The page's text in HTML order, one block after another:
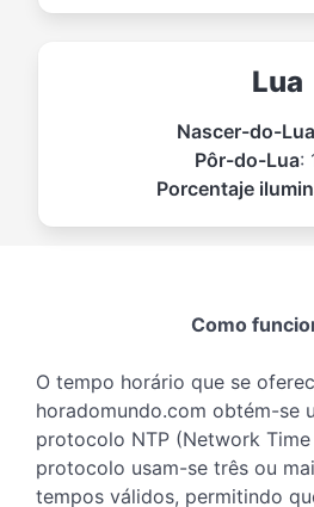
Lua
Nascer-do-Lua
Pôr-do-Lua:
Porcentaje
Como
O tempo horário que se
horadomundo.com obtém-se
protocolo NTP (Network
protocolo usam-se três ou
tempos válidos, permitindo